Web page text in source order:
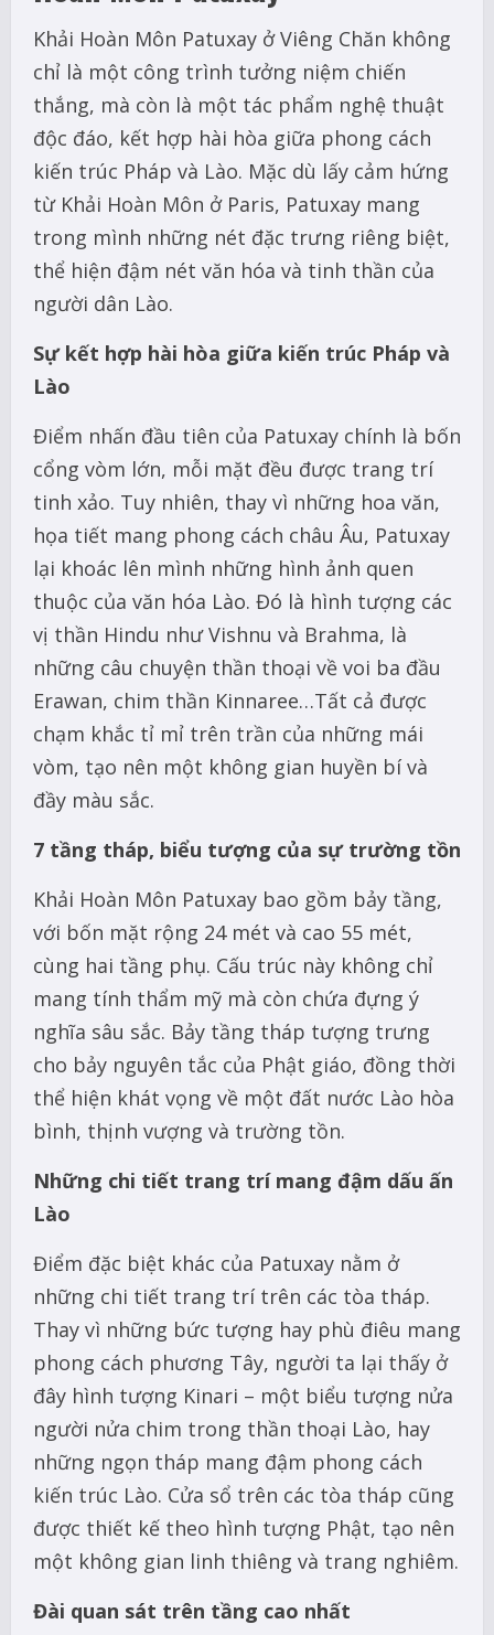
Khải Hoàn Môn Patuxay ở Viêng Chăn không
chỉ là một công trình tưởng niệm chiến
thắng, mà còn là một tác phẩm nghệ thuật
độc đáo, kết hợp hài hòa giữa phong cách
kiến trúc Pháp và Lào. Mặc dù lấy cảm hứng
từ Khải Hoàn Môn ở Paris, Patuxay mang
trong mình những nét đặc trưng riêng biệt,
thể hiện đậm nét văn hóa và tinh thần của
người dân Lào.
Sự kết hợp hài hòa giữa kiến trúc Pháp và
Lào
Điểm nhấn đầu tiên của Patuxay chính là bốn
cổng vòm lớn, mỗi mặt đều được trang trí
tinh xảo. Tuy nhiên, thay vì những hoa văn,
họa tiết mang phong cách châu Âu, Patuxay
lại khoác lên mình những hình ảnh quen
thuộc của văn hóa Lào. Đó là hình tượng các
vị thần Hindu như Vishnu và Brahma, là
những câu chuyện thần thoại về voi ba đầu
Erawan, chim thần Kinnaree…Tất cả được
chạm khắc tỉ mỉ trên trần của những mái
vòm, tạo nên một không gian huyền bí và
đầy màu sắc.
7 tầng tháp, biểu tượng của sự trường tồn
Khải Hoàn Môn Patuxay bao gồm bảy tầng,
với bốn mặt rộng 24 mét và cao 55 mét,
cùng hai tầng phụ. Cấu trúc này không chỉ
mang tính thẩm mỹ mà còn chứa đựng ý
nghĩa sâu sắc. Bảy tầng tháp tượng trưng
cho bảy nguyên tắc của Phật giáo, đồng thời
thể hiện khát vọng về một đất nước Lào hòa
bình, thịnh vượng và trường tồn.
Những chi tiết trang trí mang đậm dấu ấn
Lào
Điểm đặc biệt khác của Patuxay nằm ở
những chi tiết trang trí trên các tòa tháp.
Thay vì những bức tượng hay phù điêu mang
phong cách phương Tây, người ta lại thấy ở
đây hình tượng Kinari – một biểu tượng nửa
người nửa chim trong thần thoại Lào, hay
những ngọn tháp mang đậm phong cách
kiến trúc Lào. Cửa sổ trên các tòa tháp cũng
được thiết kế theo hình tượng Phật, tạo nên
một không gian linh thiêng và trang nghiêm.
Đài quan sát trên tầng cao nhất